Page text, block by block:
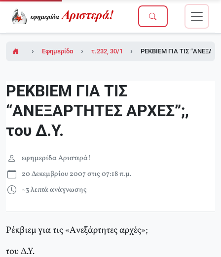
Εφημερίδα Αριστερά!τ.232, 30/11/2007ΡΕΚΒΙΕΜ ΓΙΑ ΤΙΣ
ΡΕΚΒΙΕΜ ΓΙΑ ΤΙΣ
“ΑΝΕΞΑΡΤΗΤΕΣ ΑΡΧΕΣ”;,
του Δ.Υ.
εφημερίδα Αριστερά!
20 Δεκεμβρίου 2007 στις 07:18 π.μ.
~3 λεπτά ανάγνωσης
Pέκβιεμ για τις «Aνεξάρτητες αρχές»;
του Δ.Υ.